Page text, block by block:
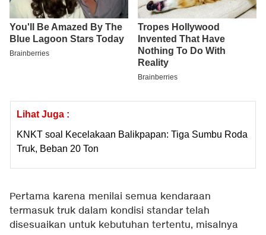
Lihat Juga :
KNKT soal Kecelakaan Balikpapan: Tiga Sumbu Roda
Truk, Beban 20 Ton
Pertama karena menilai semua kendaraan
termasuk truk dalam kondisi standar telah
disesuaikan untuk kebutuhan tertentu, misalnya